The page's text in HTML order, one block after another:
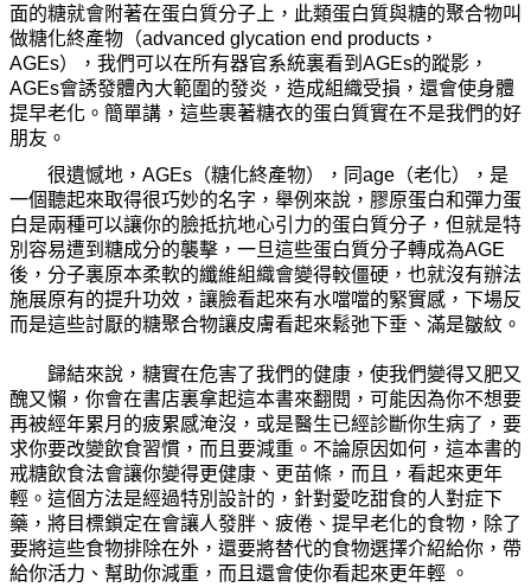
面的糖就會附著在蛋白質分子上，此類蛋白質與糖的聚合物叫
做糖化終產物（advanced glycation end products ，
AGEs），我們可以在所有器官系統裏看到AGEs的蹤影，
AGEs會誘發體內大範圍的發炎，造成組織受損，還會使身體
提早老化。簡單講，這些裹著糖衣的蛋白質實在不是我們的好
朋友。
很遺憾地，AGEs（糖化終產物），同age （老化），是
一個聽起來取得很巧妙的名字， 舉例來說，膠原蛋白和彈力蛋
白是兩種可以讓你的臉抵抗地心引力的蛋白質分子，但就是特
別容易遭到糖成分的襲擊，一旦這些蛋白質分子轉成為AGE
後，分子裏原本柔軟的纖維組織會變得較僵硬，也就沒有辦法
施展原有的提升功效，讓臉看起來有水噹噹的緊實感，下場反
而是這些討厭的糖聚合物讓皮膚看起來鬆弛下垂、滿是皺紋。
歸結來說，糖實在危害了我們的健康，使我們變得又肥又
醜又懶， 你會在書店裏拿起這本書來翻閱，可能因為你不想要
再被經年累月的疲累感淹沒，或是醫生已經診斷你生病了，要
求你要改變飲食習慣，而且要減重。不論原因如何，這本書的
戒糖飲食法會讓你變得更健康、更苗條，而且，看起來更年
輕。這個方法是經過特別設計的，針對愛吃甜食的人對症下
藥，將目標鎖定在會讓人發胖、疲倦、提早老化的食物，除了
要將這些食物排除在外，還要將替代的食物選擇介紹給你 ，帶
給你活力、幫助你減重，而且還會使你看起來更年輕 。